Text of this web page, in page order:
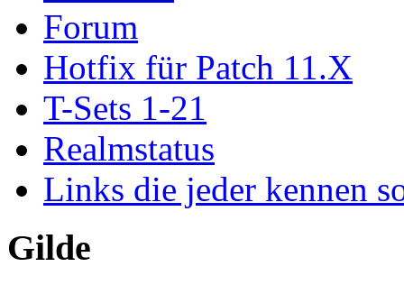
Forum
Hotfix für Patch 11.X
T-Sets 1-21
Realmstatus
Links die jeder kennen
Gilde